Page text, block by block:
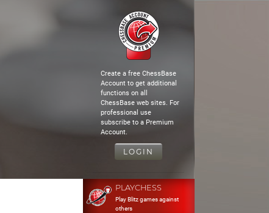
Create a free ChessBase
Account to get additional
functions on all
ChessBase web sites. For
professional use
subscribe to a Premium
Account.
LOGIN
PLAYCHESS
Play Blitz games against
others